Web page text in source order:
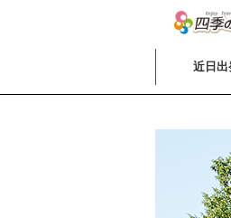
近日